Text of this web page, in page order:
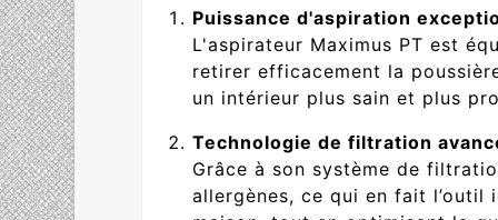
Puissance d'aspiration
L'aspirateur Maximus PT est
retirer efficacement la
un intérieur plus sain et plus
Technologie de filtration
Grâce à son système de
allergènes, ce qui en fait